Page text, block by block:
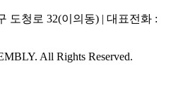
도청로 32(이의동) | 대표전화 :
All Rights Reserved.